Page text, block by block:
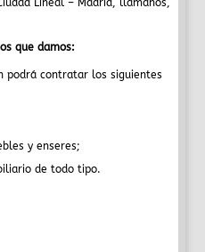
Lineal – Madrid, llámanos,
que damos:
podrá contratar los siguientes
y enseres;
de todo tipo.